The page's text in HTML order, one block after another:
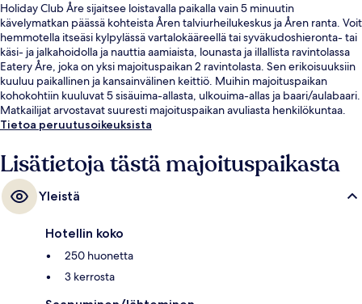
Holiday Club Åre sijaitsee loistavalla paikalla vain 5 minuutin
kävelymatkan päässä kohteista Åren talviurheilukeskus ja Åren ranta. Voit
hemmotella itseäsi kylpylässä vartalokääreellä tai syväkudoshieronta- tai
käsi- ja jalkahoidolla ja nauttia aamiaista, lounasta ja illallista ravintolassa
Eatery Åre, joka on yksi majoituspaikan 2 ravintolasta. Sen erikoisuuksiin
kuuluu paikallinen ja kansainvälinen keittiö. Muihin majoituspaikan
kohokohtiin kuuluvat 5 sisäuima-allasta, ulkouima-allas ja baari/aulabaari.
Matkailijat arvostavat suuresti majoituspaikan avuliasta henkilökuntaa.
Tietoa peruutusoikeuksista
Lisätietoja tästä majoituspaikasta
Yleistä
Hotellin koko
250 huonetta
3 kerrosta